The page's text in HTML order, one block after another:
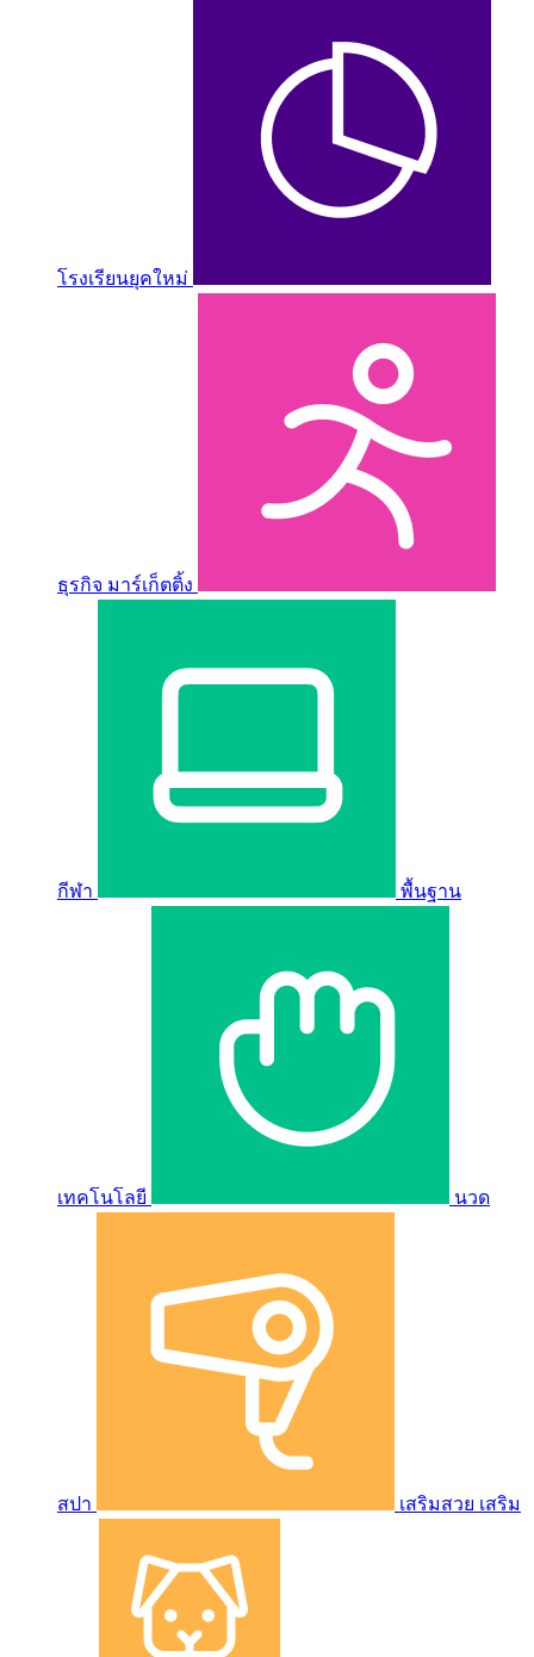
โรงเรียนยุคใหม่
ธุรกิจ มาร์เก็ตติ้ง
กีฬา พื้นฐาน
เทคโนโลยี นวด
สปา เสริมสวย เสริม